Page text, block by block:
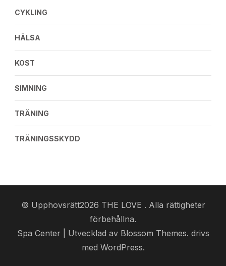
CYKLING
HÄLSA
KOST
SIMNING
TRÄNING
TRÄNINGSSKYDD
© Upphovsrätt2026 THE LOVE . Alla rättigheter
förbehållna.
Spa Center | Utvecklad av Blossom Themes. drivs
med WordPress.